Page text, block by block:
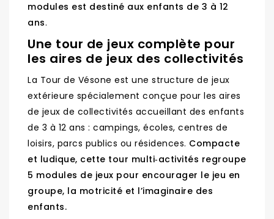
modules est destiné aux enfants de 3 à 12
ans.
Une tour de jeux complète pour
les aires de jeux des collectivités
La Tour de Vésone est une structure de jeux
extérieure spécialement conçue pour les aires
de jeux de collectivités accueillant des enfants
de 3 à 12 ans : campings, écoles, centres de
loisirs, parcs publics ou résidences. Compacte
et ludique, cette tour multi‑activités regroupe
5 modules de jeux pour encourager le jeu en
groupe, la motricité et l’imaginaire des
enfants.​